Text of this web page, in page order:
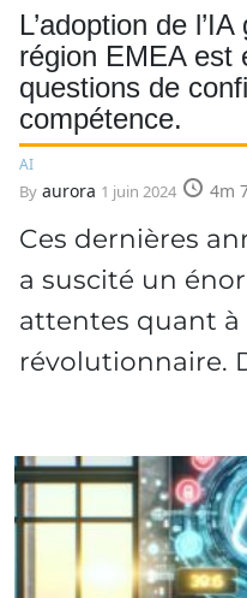
L’adoption de
région EMEA est
questions de
compétence.
AI
By aurora 1 juin 2024 4m
Ces dernières
a suscité un
attentes quant
révolutionnaire.